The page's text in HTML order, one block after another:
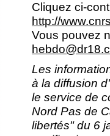
Cliquez ci-
http://
Vous pouvez
Les
à la diffusion
le service de
Nord Pas de
libertés" du 6